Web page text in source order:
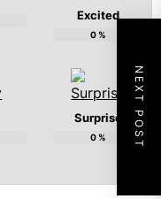
Excited
0%
Surprise
0% NEXT POST